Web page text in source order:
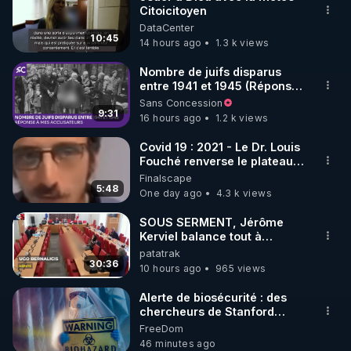
🌱 INSTAGRAM
https://www.instagram.com/rdlr_thierrycasasnovas/
http://rgnr.li/instagram
🌱 LA NEWSLETTER
Pour ne pas rater l’actualité RGNR (stages,
http://rgnr.li/news
🌱 VIDÉOS NON CENSURÉES SUR ODYSEE
Toutes les vidéos Youtube sont aussi sur la
http://rgnr.li/odysee
🌱 LES STAGES EN PRÉSENTIEL
http://rgnr.li/stages
10:45
Citoicitoyen
DataCenter
14 hours ago
1.3 k views
9:31
Nombre de juifs disparus
entre 1941 et 1945 (Réponse
à mes accusateurs)
Sans Concession
16 hours ago
1.2 k views
5:48
Covid 19 : 2021 - Le Dr. Louis
Fouché renverse le plateau
de CNews !
Finalscape
One day ago
4.3 k views
30:36
SOUS SERMENT, Jérôme
Kerviel balance tout à
l'Assemblée !
patatrak
10 hours ago
965 views
Alerte de biosécurité : des
chercheurs de Stanford
utilisent l’IA pour concevoir
16 virus ***
FreeDom
46 minutes ago